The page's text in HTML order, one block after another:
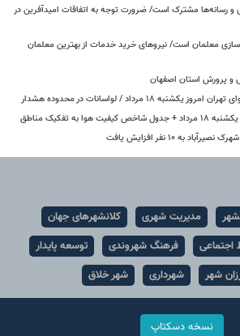
رسانه‌ها مشترک است/ ضرورت توجه به اتفاقات امیدآفرین در
معلمان است/ نیروهای خرید خدمات از بهترین معلمان
پرورش استان اصفهان
مرداد / لواسانات در محدوده هشدار
به تفکیک مناطق
به ۱۰ نفر افزایش یافت
مدیریت شهری
کلانشهرهای جهان
اجتماعی فرهنگ شهروندی
توسعه پایدار
شهر شهرداری شهر خلاق
نسخه دسکتاپ